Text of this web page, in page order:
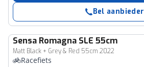
Bel aanbieder
Sensa Romagna SLE 55cm
Matt Black + Grey & Red 55cm 2022
Racefiets